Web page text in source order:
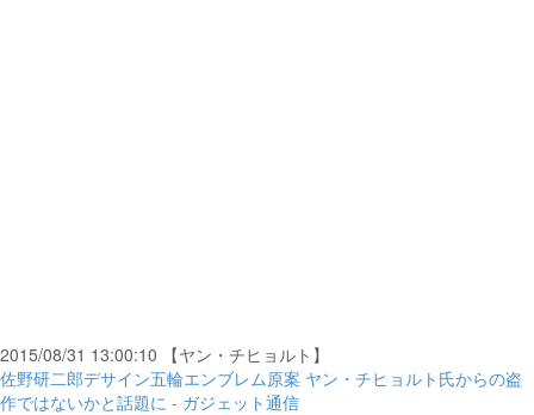
2015/08/31 13:00:10 【ヤン・チヒョルト】
佐野研二郎デサイン五輪エンブレム原案 ヤン・チヒョルト氏からの盗
作ではないかと話題に - ガジェット通信